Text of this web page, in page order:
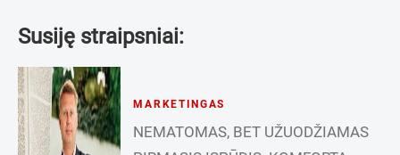
Susiję straipsniai:
MARKETINGAS
NEMATOMAS, BET UŽUODŽIAMAS